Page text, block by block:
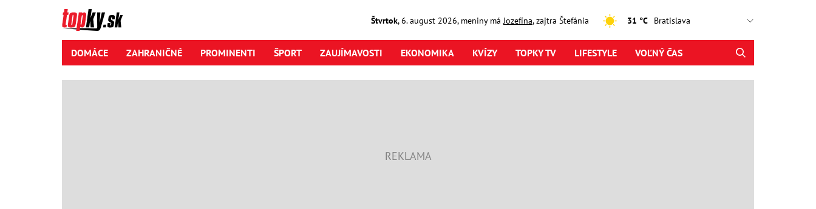
Štvrtok,6. august2026, meniny má Jozefína, zajtra Štefánia 31 °C
DOMÁCE ZAHRANIČNÉ PROMINENTI ŠPORT ZAUJÍMAVOSTI EKONOMIKA KVÍZY TOPKY TV LIFESTYLE VOĽNÝ ČAS